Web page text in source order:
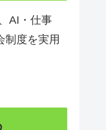
AI・仕事
制度を実用